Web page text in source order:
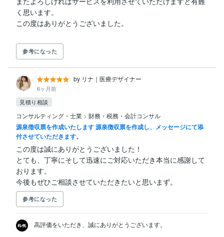
く思います。
参考になった
by リナ｜医療デザイナー
6ヶ月前
見積り相談
コンサルティング・士業 > 財務・税務・会計コンサル
源泉徴収票を作成いたします 源泉徴収票を作成し、メッセージにて添
付させていただきます。
この度は誠にありがとうございました！
とても、丁寧にそして迅速にご対応いただき本当に感謝して
おります。
今後もぜひご相談させていただきたいと思いまず。
参考になった
高評価をいただき、誠にありがとうございます。